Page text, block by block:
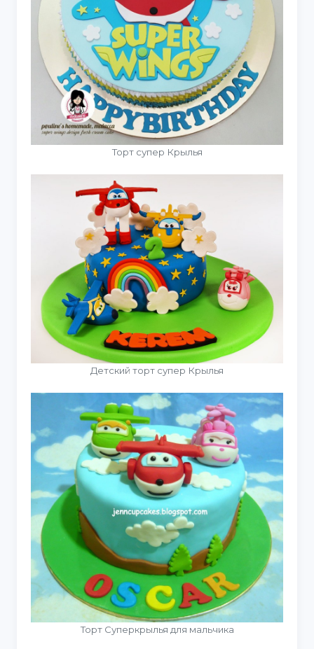
Торт супер Крылья
Детский торт супер Крылья
Торт Суперкрылья для мальчика